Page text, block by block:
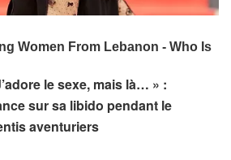
le sexe, mais là… » :
sur sa libido pendant le
aventuriers